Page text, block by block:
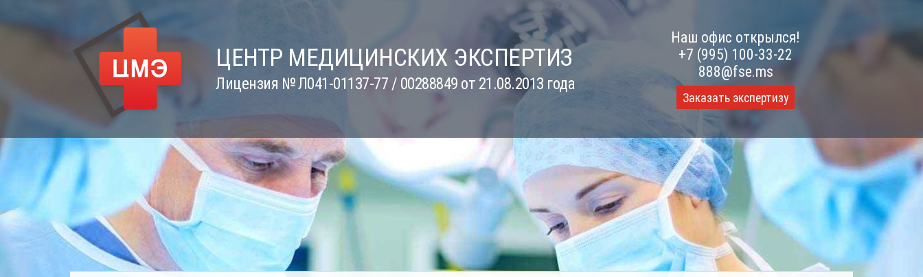
ЦЕНТР МЕДИЦИНСКИХ ЭКСПЕРТИЗ
Лицензия № Л041-01137-77 / 00288849 от 21.08.2013 года
Наш офис открылся!
+7 (995) 100-33-22
888@fse.ms
Заказать экспертизу